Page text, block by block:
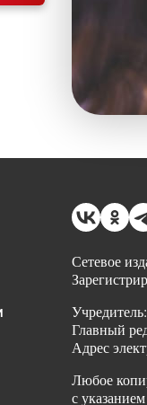
Сетевое
Главный
Адрес
Любое
с